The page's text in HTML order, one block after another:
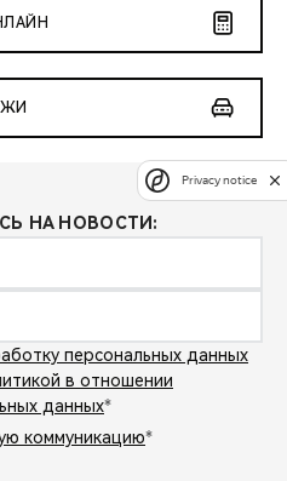
НА НОВОСТИ:
персональных данных
в отношении
данных*
коммуникацию*
Privacy notice